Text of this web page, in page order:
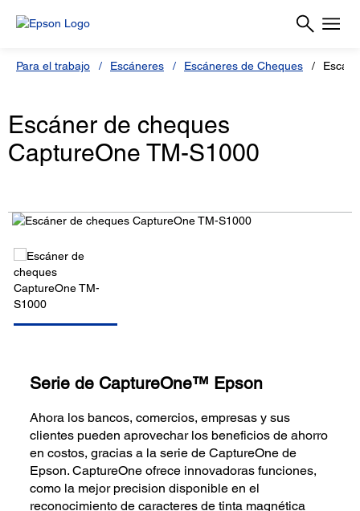
Para el trabajo Escáneres Escáneres de Cheques
Escáner de cheques
CaptureOne TM-S1000
Serie de CaptureOne™ Epson
Ahora los bancos, comercios, empresas y sus
clientes pueden aprovechar los beneficios de ahorro
en costos, gracias a la serie de CaptureOne de
Epson. CaptureOne ofrece innovadoras funciones,
como la mejor precision disponible en el
reconocimiento de caracteres de tinta magnética